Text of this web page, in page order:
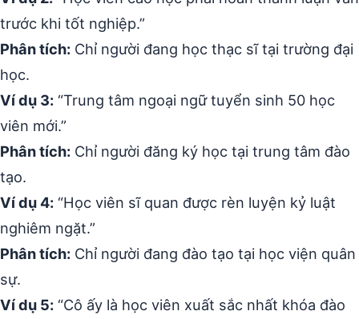
trước khi tốt nghiệp.”
Phân tích: Chỉ người đang học thạc sĩ tại trường đại
học.
Ví dụ 3: “Trung tâm ngoại ngữ tuyển sinh 50 học
viên mới.”
Phân tích: Chỉ người đăng ký học tại trung tâm đào
tạo.
Ví dụ 4: “Học viên sĩ quan được rèn luyện kỷ luật
nghiêm ngặt.”
Phân tích: Chỉ người đang đào tạo tại học viện quân
sự.
Ví dụ 5: “Cô ấy là học viên xuất sắc nhất khóa đào